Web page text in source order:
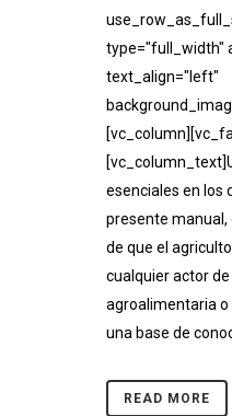
type="full_width"
text_align="left"
esenciales en los
presente manual,
de que el
cualquier actor
agroalimentaria o
una base de
READ MORE